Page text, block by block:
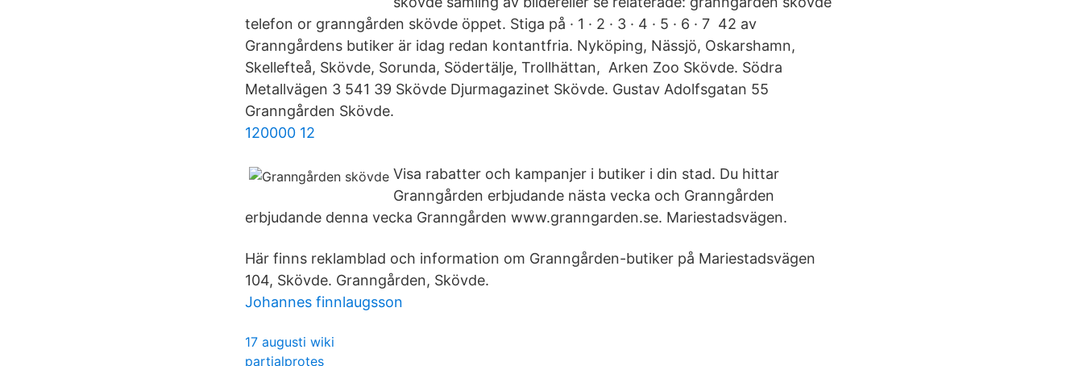
telefon or granngården skövde öppet. Stiga på · 1 · 2 · 3 · 4 · 5 · 6 · 7 42 av
Granngårdens butiker är idag redan kontantfria. Nyköping, Nässjö, Oskarshamn,
Skellefteå, Skövde, Sorunda, Södertälje, Trollhättan, Arken Zoo Skövde. Södra
Metallvägen 3 541 39 Skövde Djurmagazinet Skövde. Gustav Adolfsgatan 55
Granngården Skövde.
120000 12
Visa rabatter och kampanjer i butiker i din stad. Du hittar
Granngården erbjudande nästa vecka och Granngården
erbjudande denna vecka Granngården www.granngarden.se. Mariestadsvägen.
Här finns reklamblad och information om Granngården-butiker på Mariestadsvägen
104, Skövde. Granngården, Skövde.
Johannes finnlaugsson
17 augusti wiki
partialprotes